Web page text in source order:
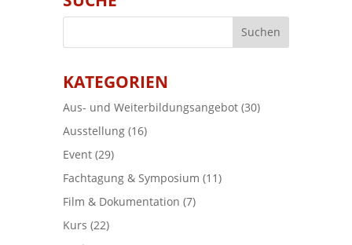
KATEGORIEN
Aus- und Weiterbildungsangebot (30)
Ausstellung (16)
Event (29)
Fachtagung & Symposium (11)
Film & Dokumentation (7)
Kurs (22)